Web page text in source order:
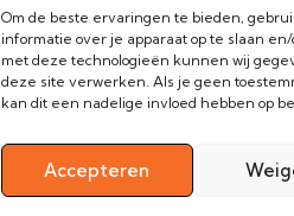
Om de beste ervaringen te bieden,
informatie over je apparaat op te slaan
met deze technologieën kunnen wij
deze site verwerken. Als je geen
kan dit een nadelige invloed hebben op
Accepteren